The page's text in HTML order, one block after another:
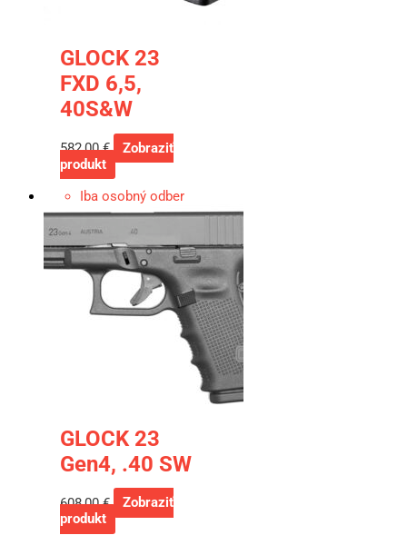
GLOCK 23
FXD 6,5,
40S&W
582,00€
Zobraziť
produkt
Iba osobný odber
GLOCK 23
Gen4, .40 SW
608,00€
Zobraziť
produkt